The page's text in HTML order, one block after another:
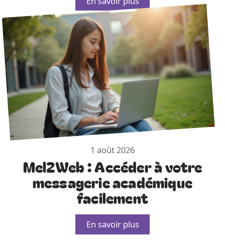
1 août 2026
Mel2Web : Accéder à votre
messagerie académique
facilement
En savoir plus